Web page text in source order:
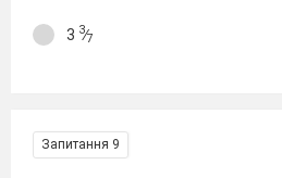
3 3∕7
Запитання 9